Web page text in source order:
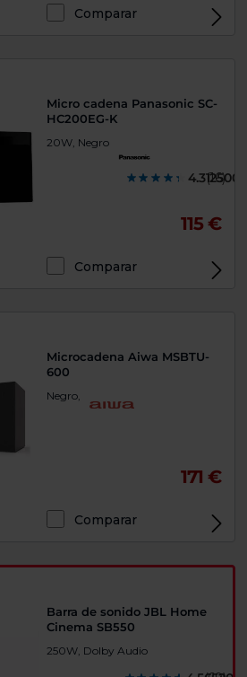
Comparar
Micro cadena Panasonic SC-
HC200EG-K
20W, Negro
4.3125000
(16)
115 €
Comparar
Microcadena Aiwa MSBTU-
600
Negro,
171 €
Comparar
Barra de sonido JBL Home
Cinema SB550
250W, Dolby Audio